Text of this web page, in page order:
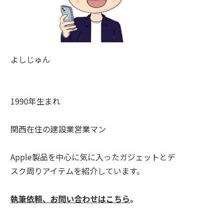
よしじゅん
1990年生まれ
関西在住の建設業営業マン
Apple製品を中心に気に入ったガジェットとデ
スク周りアイテムを紹介しています。
執筆依頼、お問い合わせはこちら。